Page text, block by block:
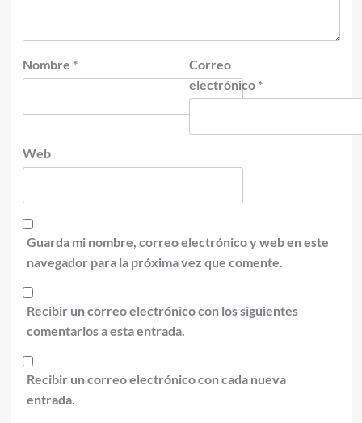
Nombre *
Correo
electrónico *
Web
Guarda mi nombre, correo electrónico y web en este
navegador para la próxima vez que comente.
Recibir un correo electrónico con los siguientes
comentarios a esta entrada.
Recibir un correo electrónico con cada nueva
entrada.